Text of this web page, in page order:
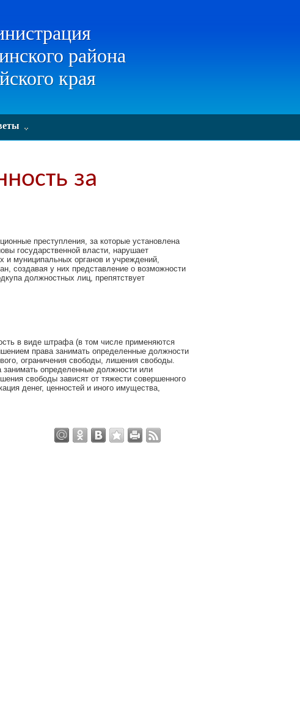
района
края
за
преступления, за которые установлена
государственной власти, нарушает
и муниципальных органов и учреждений,
создавая у них представление о возможности
должностных лиц, препятствует
в виде штрафа (в том числе применяются
права занимать определенные должности
ограничения свободы, лишения свободы.
определенные должности или
свободы зависят от тяжести совершенного
денег, ценностей и иного имущества,